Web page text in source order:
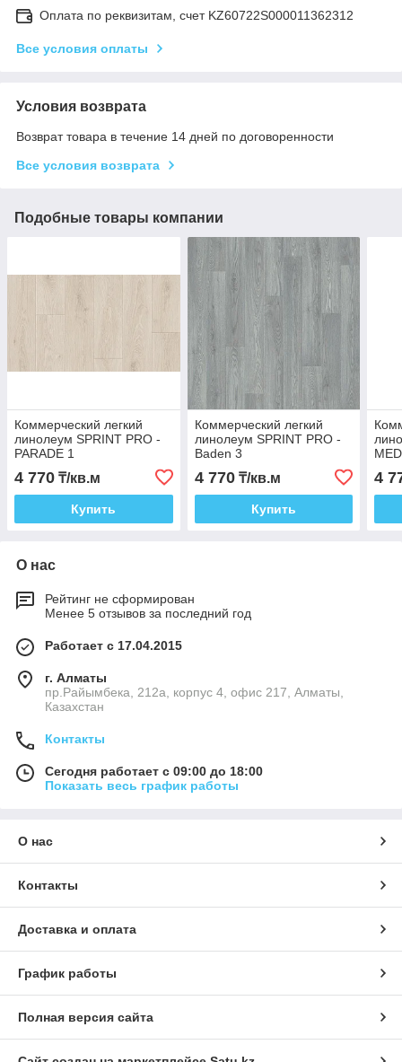
Оплата по реквизитам, счет KZ60722S000011362312
Все условия оплаты
Условия возврата
Возврат товара в течение 14 дней по договоренности
Все условия возврата
Подобные товары компании
Коммерческий легкий
линолеум SPRINT PRO -
PARADE 1
4 770 ₸/кв.м
Купить
Коммерческий легкий
линолеум SPRINT PRO -
Baden 3
4 770₸/кв.м
Купить
4
О нас
Рейтинг не сформирован
Менее 5 отзывов за последний год
Работает с 17.04.2015
г. Алматы
пр.Райымбека, 212а, корпус 4, офис 217, Алматы,
Казахстан
Контакты
Сегодня работает с 09:00 до 18:00
Показать весь график работы
О нас
Контакты
Доставка и оплата
График работы
Полная версия сайта